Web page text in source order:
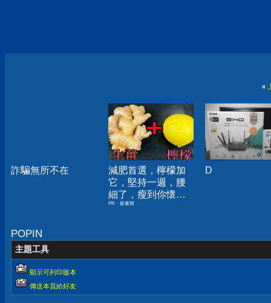
«
詐騙無所不在
減肥首選，檸檬加
它，堅持一週，腰
細了，瘦到你懷疑
人生
PR・新素簡
D
POPIN
主題工具
顯示可列印版本
傳送本頁給好友